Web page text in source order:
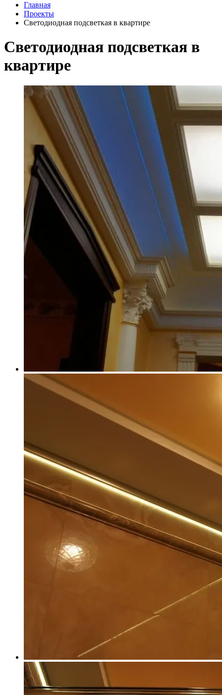
Главная
Проекты
Светодиодная подсветкая в квартире
Светодиодная подсветкая в
квартире